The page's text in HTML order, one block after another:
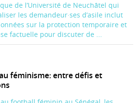
de l’Université de Neuchâtel qui
les demandeur·ses d’asile inclut
sur la protection temporaire et
factuelle pour discuter de ...
féminisme: entre défis et